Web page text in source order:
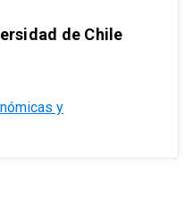
de Chile
y